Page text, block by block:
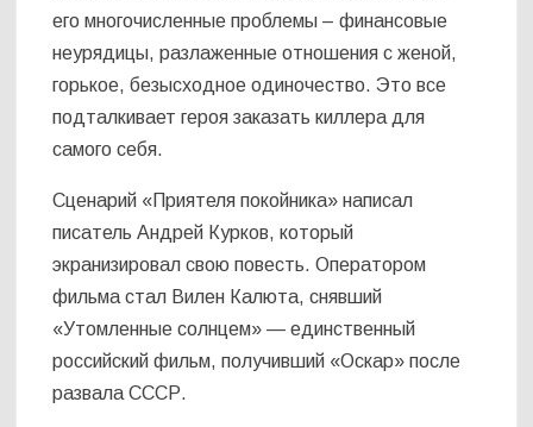
его многочисленные проблемы – финансовые
неурядицы, разлаженные отношения с женой,
горькое, безысходное одиночество. Это все
подталкивает героя заказать киллера для
самого себя.
Сценарий «Приятеля покойника» написал
писатель Андрей Курков, который
экранизировал свою повесть. Оператором
фильма стал Вилен Калюта, снявший
«Утомленные солнцем» — единственный
российский фильм, получивший «Оскар» после
развала СССР.